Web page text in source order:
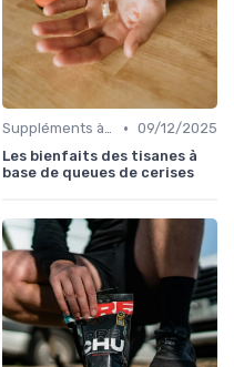
Suppléments à base de plantes • 09/12/2025
Les bienfaits des tisanes à
base de queues de cerises